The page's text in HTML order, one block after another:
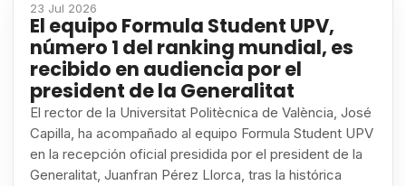
23 Jul 2026
El equipo Formula Student UPV,
número 1 del ranking mundial, es
recibido en audiencia por el
president de la Generalitat
El rector de la Universitat Politècnica de València, José
Capilla, ha acompañado al equipo Formula Student UPV
en la recepción oficial presidida por el president de la
Generalitat, Juanfran Pérez Llorca, tras la histórica